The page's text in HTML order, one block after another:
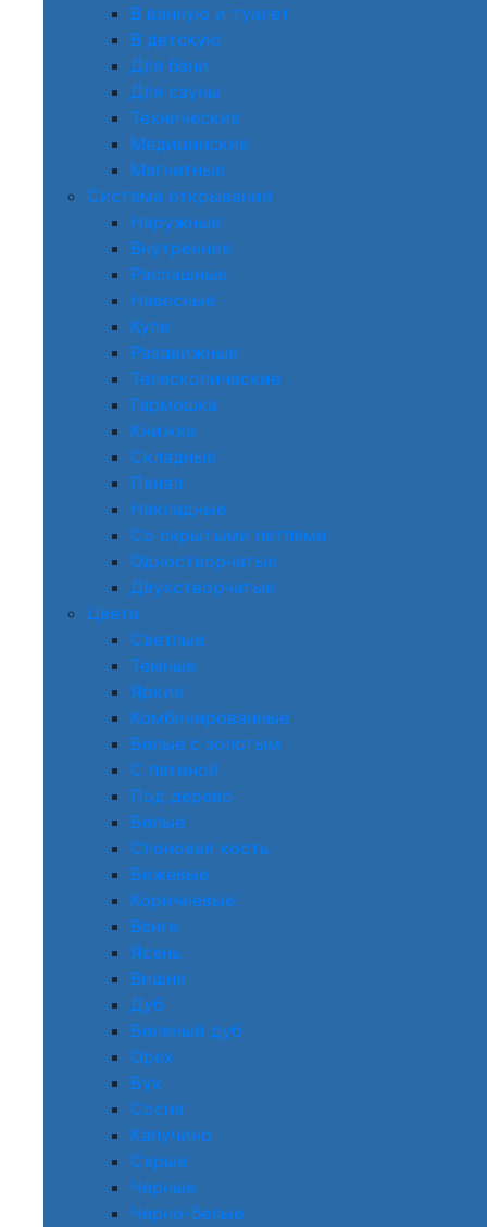
В ванную и туалет
В детскую
Для бани
Для сауны
Технические
Медицинские
Магнитные
Система открывания
Наружные
Внутренние
Распашные
Навесные
Купе
Раздвижные
Телескопические
Гармошка
Книжка
Складные
Пенал
Накладные
Со скрытыми петлями
Одностворчатые
Двухстворчатые
Цвета
Светлые
Темные
Яркие
Комбинированные
Белые с золотым
С патиной
Под дерево
Белые
Слоновая кость
Бежевые
Коричневые
Венге
Ясень
Вишня
Дуб
Беленый дуб
Орех
Бук
Сосна
Капучино
Серые
Черные
Черно-белые